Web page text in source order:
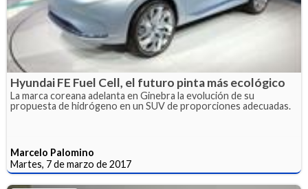
Hyundai FE Fuel Cell, el futuro pinta más ecológico
La marca coreana adelanta en Ginebra la evolución de su
propuesta de hidrógeno en un SUV de proporciones adecuadas.
Marcelo Palomino
Martes, 7 de marzo de 2017